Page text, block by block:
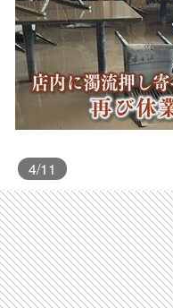
4/11